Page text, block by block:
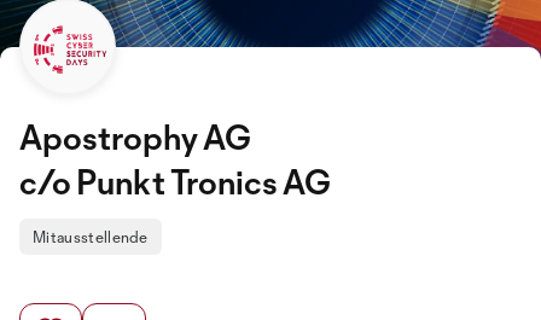
Apostrophy AG
c/o Punkt Tronics AG
Mitausstellende